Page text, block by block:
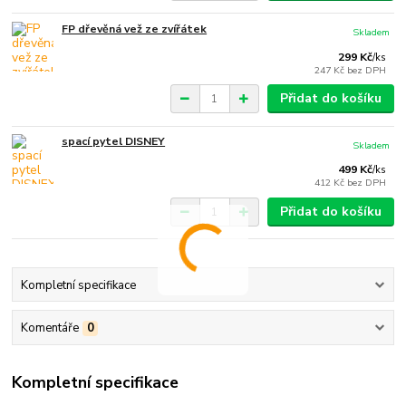
FP dřevěná vež ze zvířátek
299 Kč/ks
247 Kč bez DPH
Skladem
Přidat do košíku
spací pytel DISNEY
499 Kč/ks
412 Kč bez DPH
Skladem
Přidat do košíku
Kompletní specifikace
Komentáře 0
Kompletní specifikace